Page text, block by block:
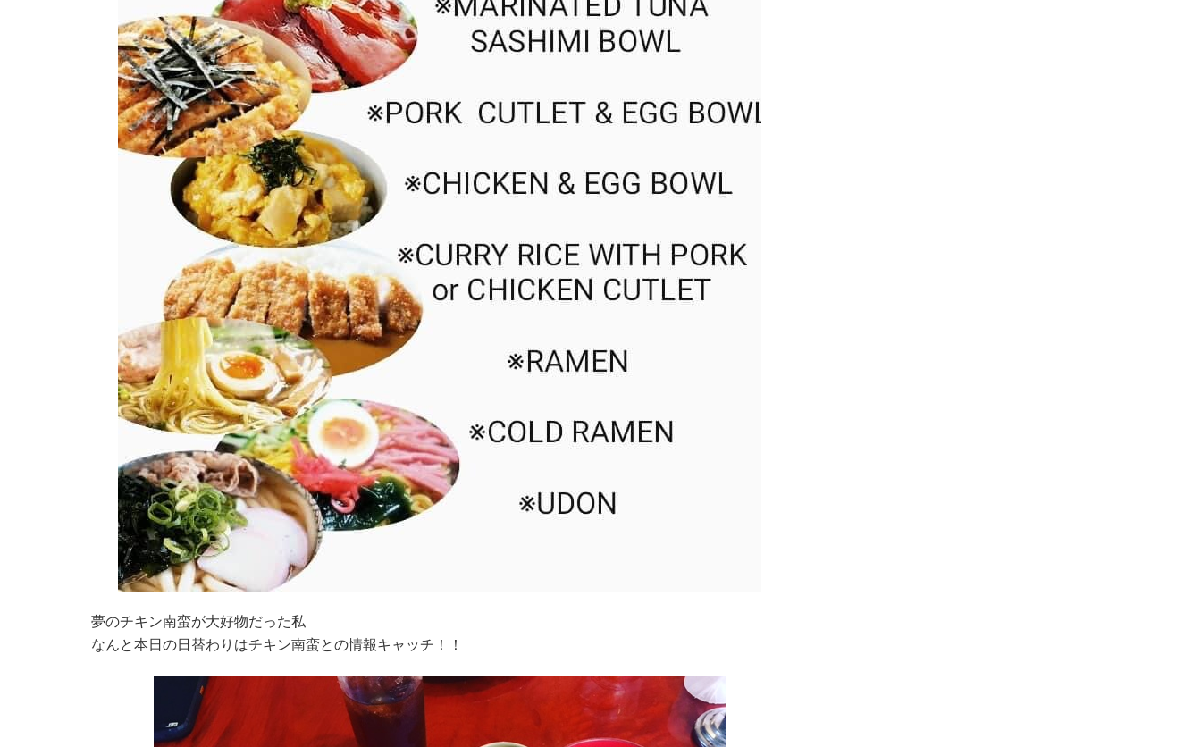
夢のチキン南蛮が大好物だった私
なんと本日の日替わりはチキン南蛮との情報キャッチ！！